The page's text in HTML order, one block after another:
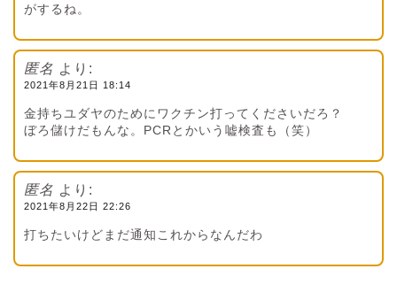
がするね。
匿名 より:
2021年8月21日 18:14
金持ちユダヤのためにワクチン打ってくださいだろ？
ぼろ儲けだもんな。PCRとかいう嘘検査も（笑）
匿名 より:
2021年8月22日 22:26
打ちたいけどまだ通知これからなんだわ